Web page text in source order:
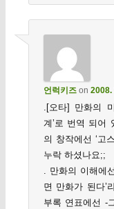
언럭키즈on 2008.
.[오타] 만화의
계’로 번역 되어
의 창작에선 ‘고
누락 하셨나요;;
. 만화의 이해에
면 만화가 된다’
부록 연표에선 -